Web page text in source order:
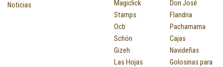
Noticias
Magiclick
Stamps
Ocb
Schön
Gizeh
Las Hojas
Don José
Flandria
Pachamama
Cajas
Navideñas
Golosinas para